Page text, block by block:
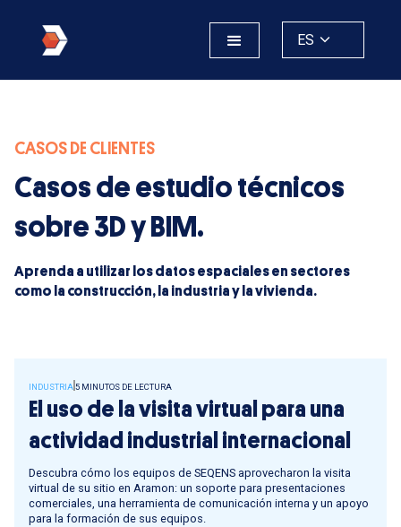
ES
CASOS DE CLIENTES
Casos de estudio técnicos
sobre 3D y BIM.
Aprenda a utilizar los datos espaciales en sectores
como la construcción, la industria y la vivienda.
INDUSTRIA5 MINUTOS DE LECTURA
El uso de la visita virtual para una
actividad industrial internacional
Descubra cómo los equipos de SEQENS aprovecharon la visita
virtual de su sitio en Aramon: un soporte para presentaciones
comerciales, una herramienta de comunicación interna y un apoyo
para la formación de sus equipos.